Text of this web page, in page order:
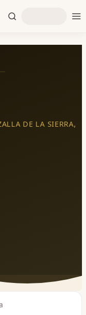
DE LA SIERRA,